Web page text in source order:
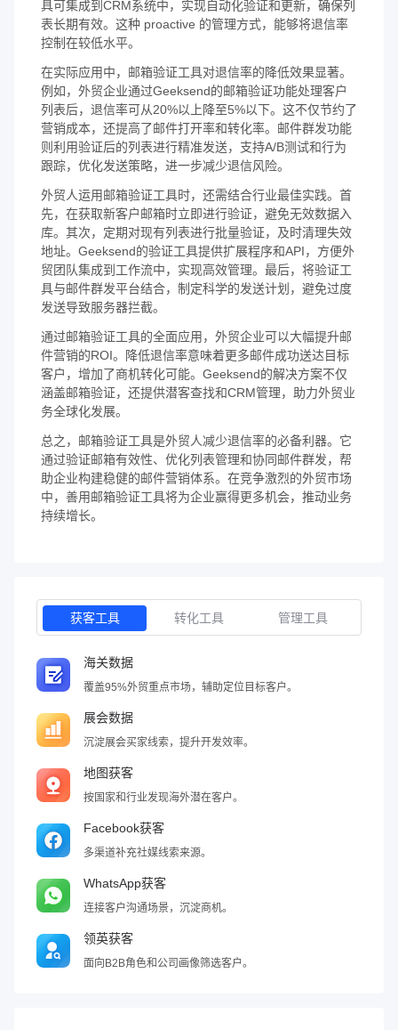
具可集成到CRM系统中，实现自动化验证和更新，确保列
表长期有效。这种 proactive 的管理方式，能够将退信率
控制在较低水平。
在实际应用中，邮箱验证工具对退信率的降低效果显著。
例如，外贸企业通过Geeksend的邮箱验证功能处理客户
列表后，退信率可从20%以上降至5%以下。这不仅节约了
营销成本，还提高了邮件打开率和转化率。邮件群发功能
则利用验证后的列表进行精准发送，支持A/B测试和行为
跟踪，优化发送策略，进一步减少退信风险。
外贸人运用邮箱验证工具时，还需结合行业最佳实践。首
先，在获取新客户邮箱时立即进行验证，避免无效数据入
库。其次，定期对现有列表进行批量验证，及时清理失效
地址。Geeksend的验证工具提供扩展程序和API，方便外
贸团队集成到工作流中，实现高效管理。最后，将验证工
具与邮件群发平台结合，制定科学的发送计划，避免过度
发送导致服务器拦截。
通过邮箱验证工具的全面应用，外贸企业可以大幅提升邮
件营销的ROI。降低退信率意味着更多邮件成功送达目标
客户，增加了商机转化可能。Geeksend的解决方案不仅
涵盖邮箱验证，还提供潜客查找和CRM管理，助力外贸业
务全球化发展。
总之，邮箱验证工具是外贸人减少退信率的必备利器。它
通过验证邮箱有效性、优化列表管理和协同邮件群发，帮
助企业构建稳健的邮件营销体系。在竞争激烈的外贸市场
中，善用邮箱验证工具将为企业赢得更多机会，推动业务
持续增长。
获客工具 转化工具 管理工具
海关数据
覆盖95%外贸重点市场，辅助定位目标客户。
展会数据
沉淀展会买家线索，提升开发效率。
地图获客
按国家和行业发现海外潜在客户。
Facebook获客
多渠道补充社媒线索来源。
WhatsApp获客
连接客户沟通场景，沉淀商机。
领英获客
面向B2B角色和公司画像筛选客户。